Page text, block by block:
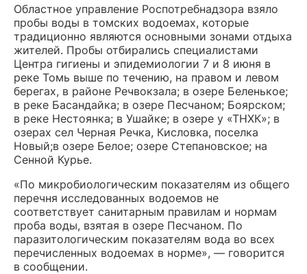
Областное управление Роспотребнадзора взяло
пробы воды в томских водоемах, которые
традиционно являются основными зонами отдыха
жителей. Пробы отбирались специалистами
Центра гигиены и эпидемиологии 7 и 8 июня в
реке Томь выше по течению, на правом и левом
берегах, в районе Речвокзала; в озере Беленькое;
в реке Басандайка; в озере Песчаном; Боярском;
в реке Нестоянка; в Ушайке; в озере у «ТНХК»; в
озерах сел Черная Речка, Кисловка, поселка
Новый;в озере Белое; озере Степановское; на
Сенной Курье.
«По микробиологическим показателям из общего
перечня исследованных водоемов не
соответствует санитарным правилам и нормам
проба воды, взятая в озере Песчаном. По
паразитологическим показателям вода во всех
перечисленных водоемах в норме», — говорится
в сообщении.